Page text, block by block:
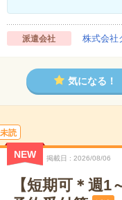
派遣会社 株式会社
気になる！
未読
NEW 掲載日 2026/08/06
【短期可＊週